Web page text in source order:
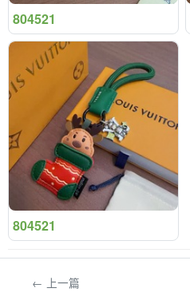
804521
804521
← 上一篇